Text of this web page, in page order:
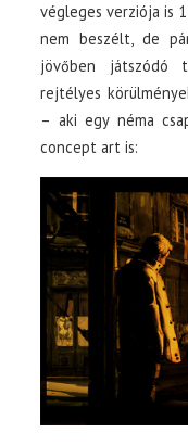
végleges verziója is
nem beszélt, de
jövőben játszódó
rejtélyes
– aki egy néma
concept art is: